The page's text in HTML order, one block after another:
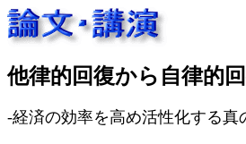
他律的回復から自律的
‐経済の効率を高め活性化する真